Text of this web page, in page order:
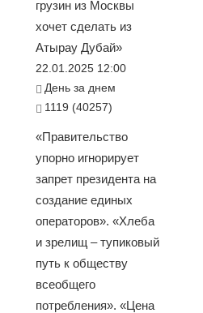
грузин из Москвы
хочет сделать из
Атырау Дубай»
22.01.2025 12:00
День за днем
1119 (40257)
«Правительство
упорно игнорирует
запрет президента на
создание единых
операторов». «Хлеба
и зрелищ – тупиковый
путь к обществу
всеобщего
потребления». «Цена